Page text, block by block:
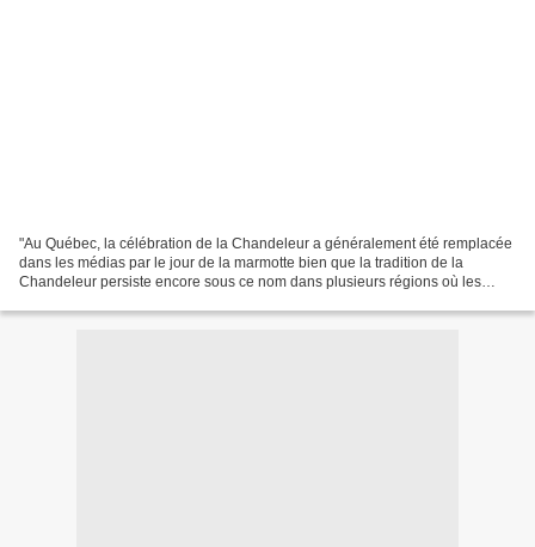
"Au Québec, la célébration de la Chandeleur a généralement été remplacée
dans les médias par le jour de la marmotte bien que la tradition de la
Chandeleur persiste encore sous ce nom dans plusieurs régions où les